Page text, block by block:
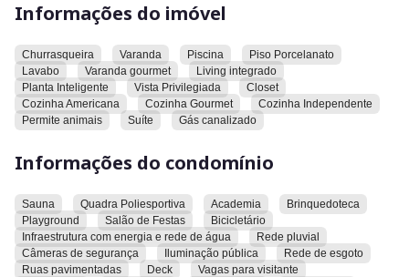
ainda mais imponente.
Para quem quer e pode ocupar um lugar na história de um
edifício único. Cada canto revela a poesia da cidade, e cada
visita é um mergulho na serenidade urbana. Descubra a
beleza que pulsa aqui.
Mais do que só viver. Um lugar ao qual você pertence.
Informações do imóvel
Churrasqueira Varanda Piscina
Piso Porcelanato
Lavabo
Varanda gourmet
Living integrado
Planta Inteligente
Vista Privilegiada
Closet
Cozinha Americana
Cozinha Gourmet
Cozinha Independente
Permite animais
Suíte Gás canalizado
Informações do condomínio
Sauna Quadra Poliesportiva Academia
Brinquedoteca
Playground
Salão de Festas
Bicicletário
Infraestrutura com energia e rede de água
Rede pluvial
Câmeras de segurança
Iluminação pública
Rede de esgoto
Ruas pavimentadas
Deck
Vagas para visitante